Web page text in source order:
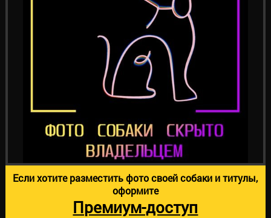
Если хотите разместить фото своей собаки и титулы,
оформите
Премиум-доступ